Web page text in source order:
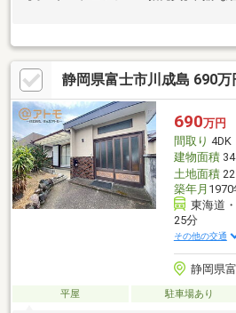
静岡県富士市川成島 690万
690万円
間取り 4DK
建物面積
土地面積
築年月
東海道
25分
その他の交通
静岡県
平屋 駐車場あり